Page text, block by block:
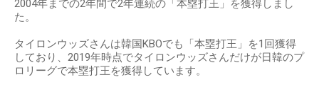
2004年までの2年間で2年連続の「本塁打王」を獲得しまし
た。
タイロンウッズさんは韓国KBOでも「本塁打王」を1回獲得
しており、2019年時点でタイロンウッズさんだけが日韓のプ
ロリーグで本塁打王を獲得しています。